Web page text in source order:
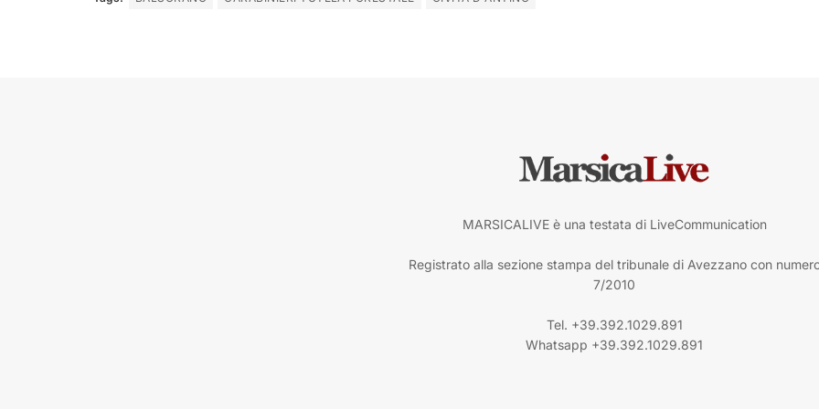
MARSICALIVE è una testata di LiveCommunication
Registrato alla sezione stampa del tribunale di Avezzano con
7/2010
Tel. +39.392.1029.891
Whatsapp +39.392.1029.891